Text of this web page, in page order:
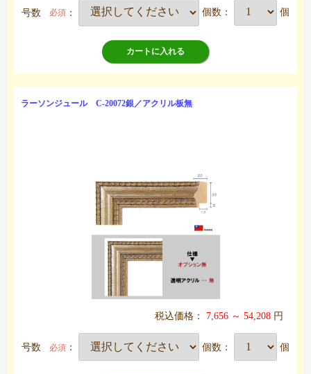
号数 必須 ： 個数： 個
カートに入れる
ラーソンジュール C-20072銀／アクリル板無
税込価格： 7,656 ～ 54,208 円
号数 必須 ： 個数： 個